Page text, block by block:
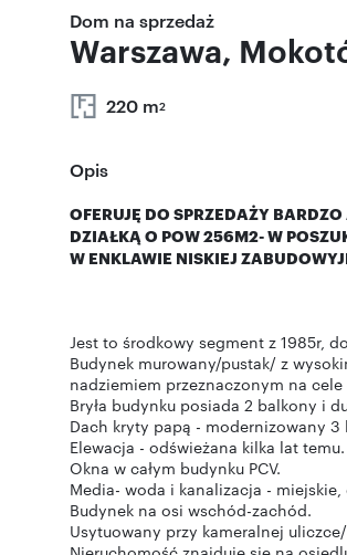
Dom na sprzedaż
Warszawa,
220 m2
Opis
OFERUJĘ DO SPRZEDAŻY
DZIAŁKĄ O POW 256M2- W
W ENKLAWIE NISKIEJ
Jest to środkowy segment z 1985r,
Budynek murowany/pustak/ z
nadziemiem przeznaczonym na
Bryła budynku posiada 2 balkony i
Dach kryty papą - modernizowany 3
Elewacja - odświeżana kilka lat temu.
Okna w całym budynku PCV.
Media- woda i kanalizacja -
Budynek na osi wschód-zachód.
Usytuowany przy kameralnej